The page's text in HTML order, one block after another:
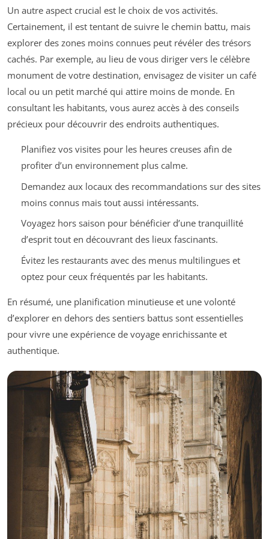
Un autre aspect crucial est le choix de vos activités.
Certainement, il est tentant de suivre le chemin battu, mais
explorer des zones moins connues peut révéler des trésors
cachés. Par exemple, au lieu de vous diriger vers le célèbre
monument de votre destination, envisagez de visiter un café
local ou un petit marché qui attire moins de monde. En
consultant les habitants, vous aurez accès à des conseils
précieux pour découvrir des endroits authentiques.
Planifiez vos visites pour les heures creuses afin de
profiter d’un environnement plus calme.
Demandez aux locaux des recommandations sur des sites
moins connus mais tout aussi intéressants.
Voyagez hors saison pour bénéficier d’une tranquillité
d’esprit tout en découvrant des lieux fascinants.
Évitez les restaurants avec des menus multilingues et
optez pour ceux fréquentés par les habitants.
En résumé, une planification minutieuse et une volonté
d’explorer en dehors des sentiers battus sont essentielles
pour vivre une expérience de voyage enrichissante et
authentique.